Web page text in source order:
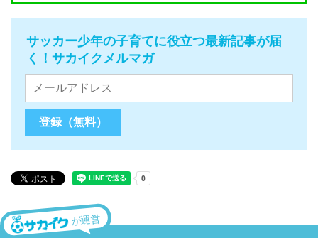
サッカー少年の子育てに役立つ最新記事が届
く！サカイクメルマガ
が運営